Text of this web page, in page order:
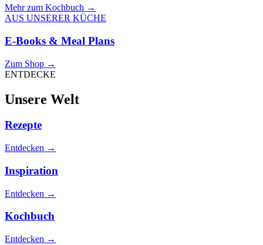
Mehr zum Kochbuch →
AUS UNSERER KÜCHE
E-Books & Meal Plans
Zum Shop →
ENTDECKE
Unsere Welt
Rezepte
Entdecken →
Inspiration
Entdecken →
Kochbuch
Entdecken →